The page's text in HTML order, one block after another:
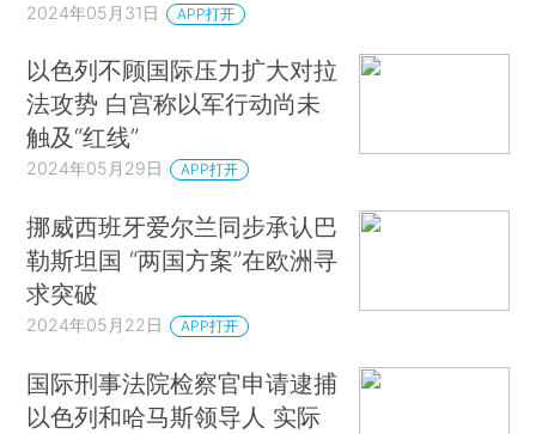
2024年05月31日 APP打开
以色列不顾国际压力扩大对拉
法攻势 白宫称以军行动尚未
触及“红线”
2024年05月29日 APP打开
挪威西班牙爱尔兰同步承认巴
勒斯坦国 “两国方案”在欧洲寻
求突破
2024年05月22日 APP打开
国际刑事法院检察官申请逮捕
以色列和哈马斯领导人 实际